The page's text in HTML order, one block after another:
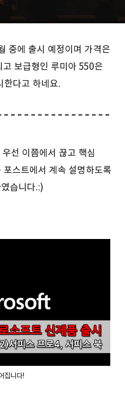
중에 출시 예정이며 가격은
보급형인 루미아 550은
한다고 하네요.
선 이쯤에서 끊고 핵심
스트에서 계속 설명하도록
습니다.:)
집니다!